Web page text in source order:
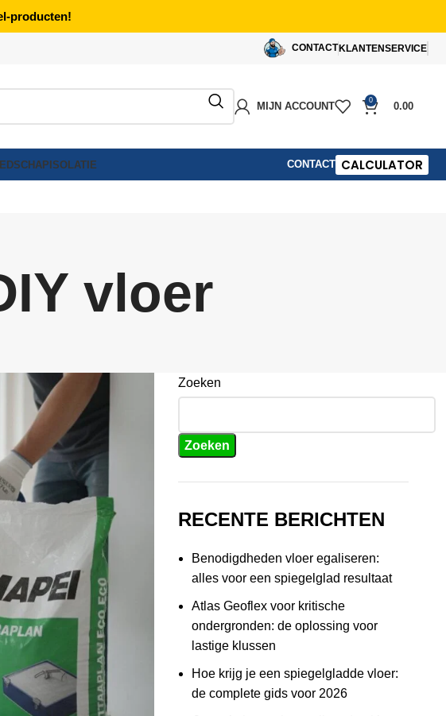
producten!
CONTACT KLANTENSERVICE
MIJN ACCOUNT
0
0.00
ISOLATIE CONTACT CALCULATOR
vloer
Zoeken
Zoeken
RECENTE BERICHTEN
Benodigdheden vloer egaliseren:
alles voor een spiegelglad resultaat
Atlas Geoflex voor kritische
ondergronden: de oplossing voor
lastige klussen
Hoe krijg je een spiegelgladde vloer:
de complete gids voor 2026